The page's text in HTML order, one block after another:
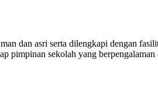
dan asri serta dilengkapi dengan
pimpinan sekolah yang